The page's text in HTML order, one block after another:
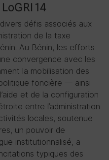
14
défis associés aux
de la taxe
Au Bénin, les efforts
convergence avec les
la mobilisation des
foncière — ainsi
et de la configuration
entre l’administration
locales, soutenue
un pouvoir de
institutionnalisé, a
typiques des